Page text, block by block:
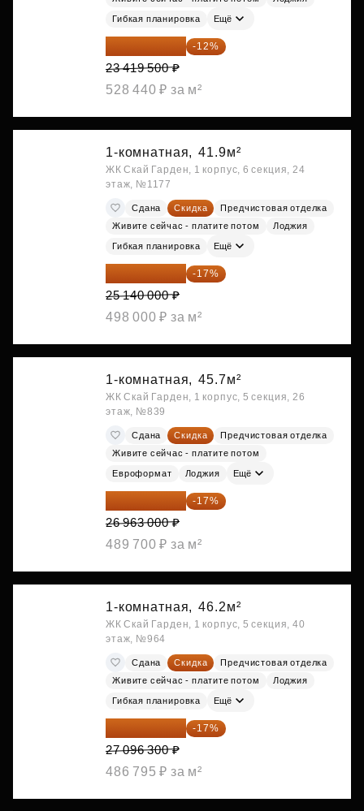
Гибкая планировка Ещё
20 609 160 ₽ -12%
23 419 500 ₽
528 440 ₽ за м²
1-комнатная, 41.9м²
ЖК Скай Гарден, 1 корпус, 6 секция, 24
этаж, №1177
Сдана Скидка
Предчистовая отделка
Живите сейчас - платите потом
Лоджия
Гибкая планировка Ещё
20 866 200 ₽ -17%
25 140 000 ₽
498 000 ₽ за м²
1-комнатная, 45.7м²
ЖК Скай Гарден, 1 корпус, 5 секция, 26
этаж, №839
Сдана Скидка
Предчистовая отделка
Живите сейчас - платите потом
Евроформат Лоджия Ещё
22 379 290 ₽ -17%
26 963 000 ₽
489 700 ₽ за м²
1-комнатная, 46.2м²
ЖК Скай Гарден, 1 корпус, 5 секция, 40
этаж, №964
Сдана Скидка
Предчистовая отделка
Живите сейчас - платите потом
Лоджия
Гибкая планировка Ещё
22 489 929 ₽ -17%
27 096 300 ₽
486 795 ₽ за м²